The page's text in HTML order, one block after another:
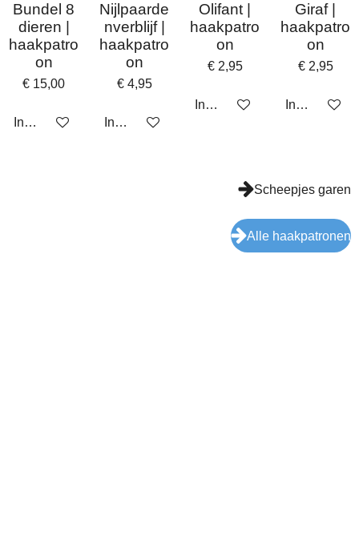
Bundel 8
dieren |
haakpatro
on
€ 15,00
In winkelwagen
Nijlpaarde
nverblijf |
haakpatro
on
€ 4,95
In winkelwagen
Olifant |
haakpatro
on
€ 2,95
In winkelwagen
Giraf |
haakpatro
on
€ 2,95
In
Scheepjes garen
Alle haakpatronen